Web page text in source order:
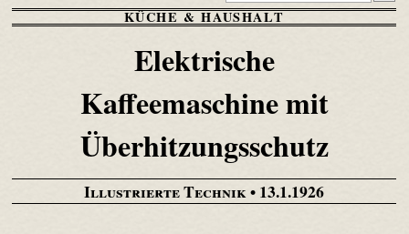
KÜCHE & HAUSHALT
Elektrische
Kaffeemaschine mit
Überhitzungsschutz
Illustrierte Technik• 13.1.1926